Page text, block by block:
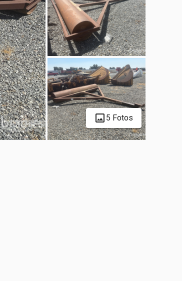
5 Fotos